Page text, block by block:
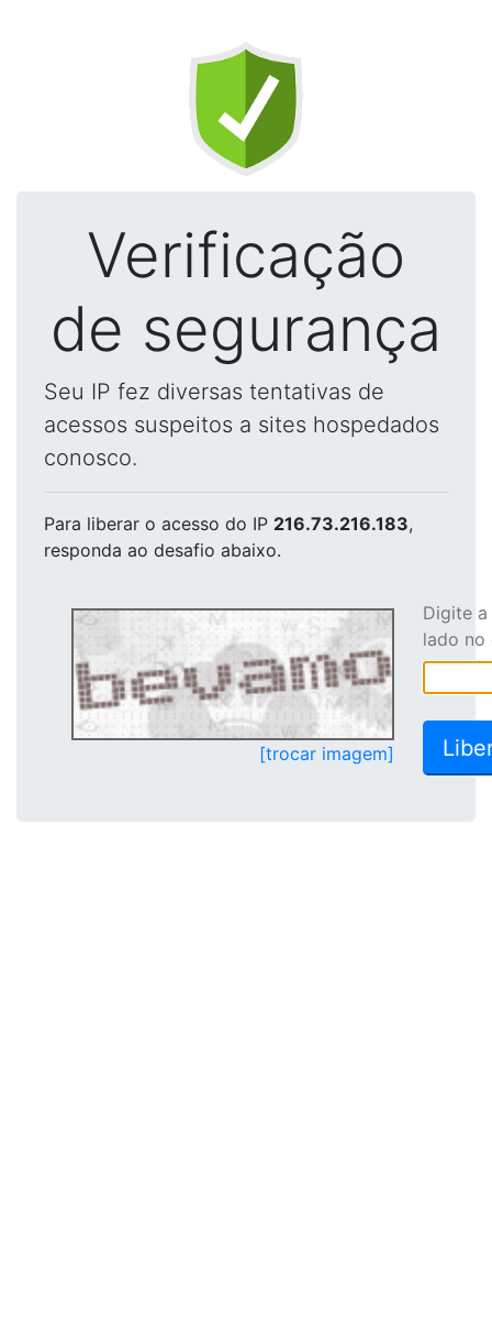
Verificação
de segurança
Seu IP fez diversas tentativas de
acessos suspeitos a sites hospedados
conosco.
Para liberar o acesso do IP 216.73.216.183,
responda ao desafio abaixo.
[trocar imagem]
Digite
lado no